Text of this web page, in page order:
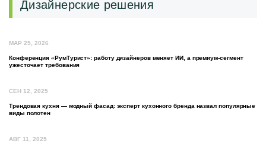
Дизайнерские решения
МАР 25, 2026
Конференция «РумТурист»: работу дизайнеров меняет ИИ, а премиум-сегмент
ужесточает требования
СЕН 12, 2025
Трендовая кухня — модный фасад: эксперт кухонного бренда назвал популярные
виды полотен
АВГ 11, 2025